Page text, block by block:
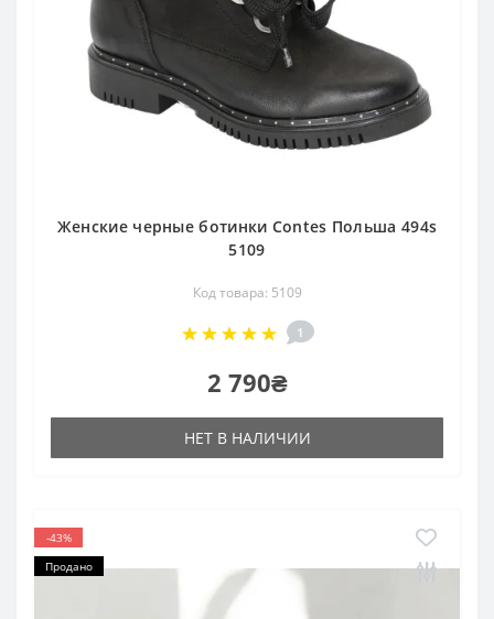
Женские черные ботинки Contes Польша 494s
5109
Код товара: 5109
1
2 790₴
НЕТ В НАЛИЧИИ
-43%
Продано